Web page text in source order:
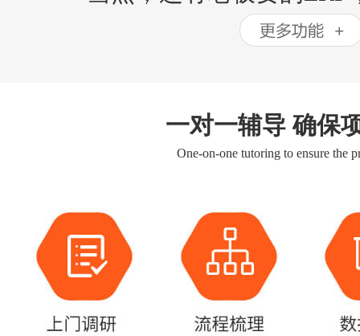
一对一辅导 确保
One-on-one tutoring to ensure the